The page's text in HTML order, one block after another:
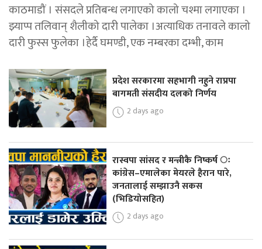
काठमाडौं । संसदले प्रतिबन्ध लगाएको कालो चश्मा लगाएका ।
झ्याप्प तलिवान् शैलीको दारी पालेका ।अत्याधिक तनावले कालो
दारी फुस्स फुलेका ।हेर्दै घमण्डी, एक नम्बरका दम्भी, काम
प्रदेश सरकारमा सहभागी नहुने राप्रपा
बागमती संसदीय दलको निर्णय
2 days ago
रास्वपा सांसद र मन्त्रीकै निष्कर्ष ः
कांग्रेस–एमालेका मेयरले हैरान पारे,
जनतालाई सम्झाउनै सकस
(भिडियोसहित)
2 days ago